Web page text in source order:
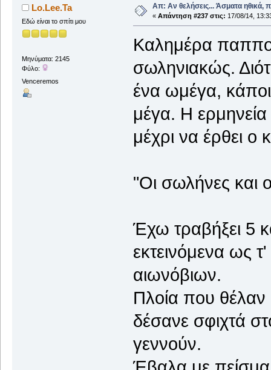
Lo.Lee.Ta
Εδώ είναι το σπίτι μου
Μηνύματα: 2145
Φύλο:
Venceremos
Απ: Αν θελήσεις... Άσματα ηθικά,
« Απάντηση #237 στις: 17/08/14,
Καλημέρα
σωληνιακώς.
ένα ωμέγα,
μέγα. Η ερμηνεία
μέχρι να έρθει ο
"Οι σωλήνες και
Έχω τραβήξει 5
εκτεινόμενα ως
αιωνόβιων.
Πλοία που θέλαν
δέσανε σφιχτά
γεννούν.